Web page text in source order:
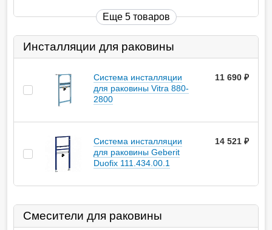
Еще 5 товаров
Инсталляции для раковины
Система инсталляции
для раковины Vitra 880-
2800
11 690
Система инсталляции
для раковины Geberit
Duofix 111.434.00.1
14 521
Смесители для раковины